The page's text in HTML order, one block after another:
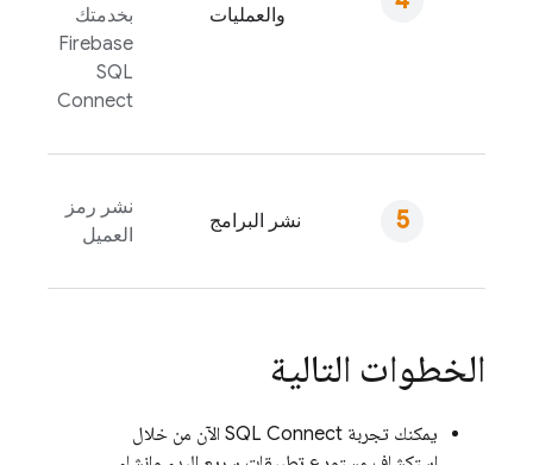
والعمليات
بخدمتك
Firebase
SQL
Connect
نشر البرامج
نشر رمز
العميل
الخطوات التالية
يمكنك تجربة SQL Connect الآن من خلال